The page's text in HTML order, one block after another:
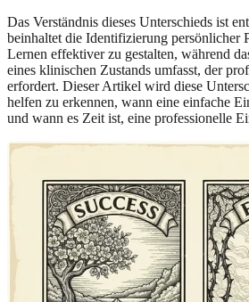
Das Verständnis dieses Unterschieds ist
beinhaltet die Identifizierung persönlicher
Lernen effektiver zu gestalten, während
eines klinischen Zustands umfasst, der
erfordert. Dieser Artikel wird diese
helfen zu erkennen, wann eine einfache
und wann es Zeit ist, eine professionelle